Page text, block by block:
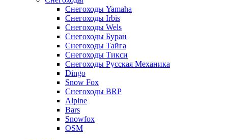
Снегоходы Yamaha
Снегоходы Irbis
Снегоходы Wels
Снегоходы Буран
Снегоходы Тайга
Снегоходы Тикси
Снегоходы Русская Механика
Dingo
Snow Fox
Снегоходы BRP
Alpine
Bars
Snowfox
OSM